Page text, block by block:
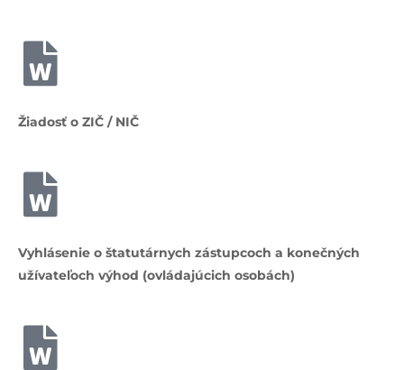
Žiadosť o ZIČ / NIČ
Vyhlásenie o štatutárnych zástupcoch a konečných
užívateľoch výhod (ovládajúcich osobách)